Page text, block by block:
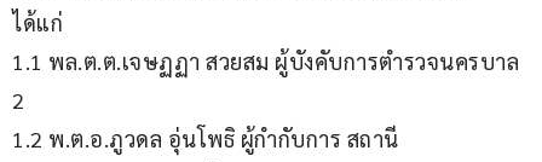
ได้แก่
1.1 พล.ต.ต.เจษฏฏา สวยสม ผู้บังคับการตำรวจนครบาล
2
1.2 พ.ต.อ.ภูวดล อุ่นโพธิ ผู้กำกับการ สถานี